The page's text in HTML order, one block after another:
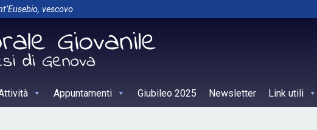
vescovo
Appuntamenti Giubileo 2025 Newsletter Link utili